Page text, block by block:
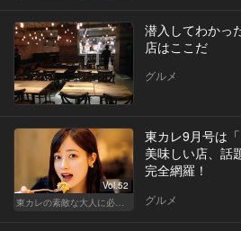
潜入してわかっ
店はここだ
グルメ
Vol.52
東カレ9月号は
美味しい店、話
完全網羅！
グルメ